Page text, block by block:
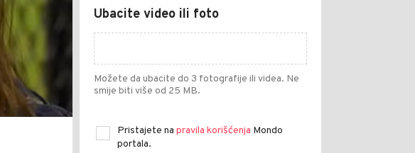
Ubacite video ili foto
Možete da ubacite do 3 fotografije ili videa. Ne
smije biti više od 25 MB.
Pristajete na pravila korišćenja Mondo
portala.